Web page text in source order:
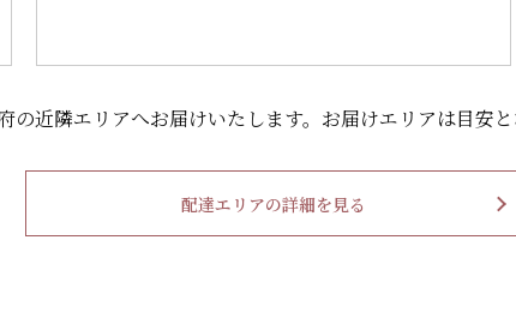
の近隣エリアへお届けいたします。 お届けエリアは目安と
配達エリアの詳細を見る